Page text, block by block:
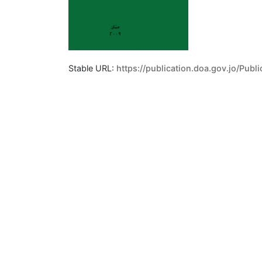
Stable URL: https://publication.doa.gov.jo/